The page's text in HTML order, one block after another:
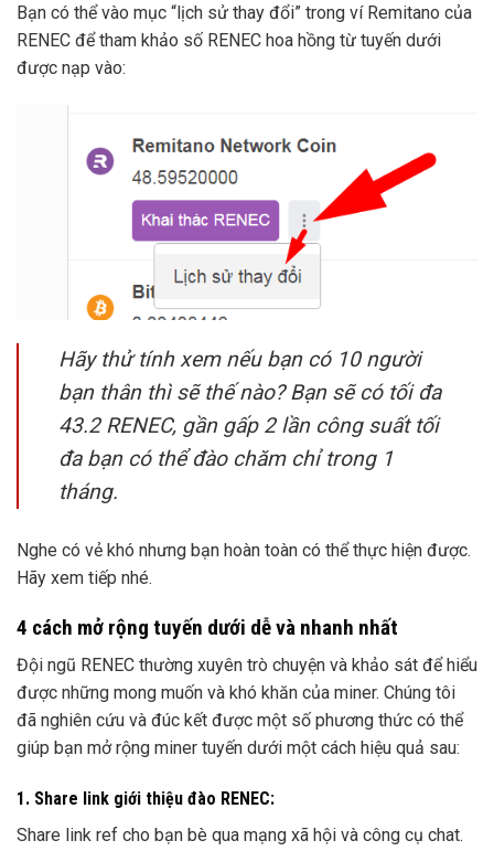
Bạn có thể vào mục “lịch sử thay đổi” trong ví Remitano của
RENEC để tham khảo số RENEC hoa hồng từ tuyến dưới
được nạp vào:
Hãy thử tính xem nếu bạn có 10 người
bạn thân thì sẽ thế nào? Bạn sẽ có tối đa
43.2 RENEC, gần gấp 2 lần công suất tối
đa bạn có thể đào chăm chỉ trong 1
tháng.
Nghe có vẻ khó nhưng bạn hoàn toàn có thể thực hiện được.
Hãy xem tiếp nhé.
4 cách mở rộng tuyến dưới dễ và nhanh nhất
Đội ngũ RENEC thường xuyên trò chuyện và khảo sát để hiểu
được những mong muốn và khó khăn của miner. Chúng tôi
đã nghiên cứu và đúc kết được một số phương thức có thể
giúp bạn mở rộng miner tuyến dưới một cách hiệu quả sau:
1. Share link giới thiệu đào RENEC:
Share link ref cho bạn bè qua mạng xã hội và công cụ chat.